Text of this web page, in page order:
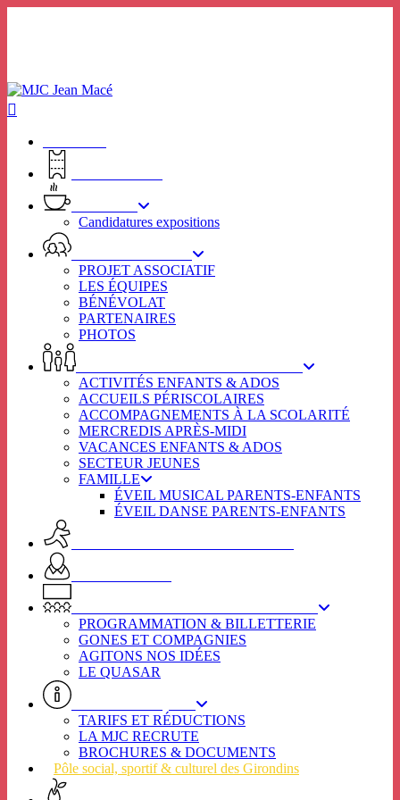
Candidatures expositions
PROJET ASSOCIATIF
LES ÉQUIPES
BÉNÉVOLAT
PARTENAIRES
PHOTOS
ACTIVITÉS ENFANTS & ADOS
ACCUEILS PÉRISCOLAIRES
ACCOMPAGNEMENTS À LA SCOLARITÉ
MERCREDIS APRÈS-MIDI
VACANCES ENFANTS & ADOS
SECTEUR JEUNES
FAMILLE
ÉVEIL MUSICAL PARENTS-ENFANTS
ÉVEIL DANSE PARENTS-ENFANTS
PROGRAMMATION & BILLETTERIE
GONES ET COMPAGNIES
AGITONS NOS IDÉES
LE QUASAR
TARIFS ET RÉDUCTIONS
LA MJC RECRUTE
BROCHURES & DOCUMENTS
Pôle social, sportif & culturel des Girondins